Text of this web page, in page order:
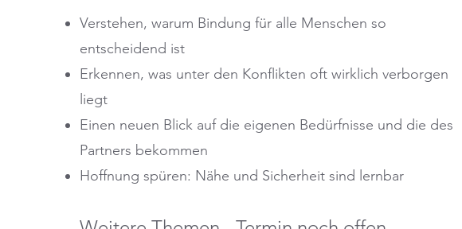
Verstehen, warum Bindung für alle Menschen so
entscheidend ist
Erkennen, was unter den Konflikten oft wirklich verborgen
liegt
Einen neuen Blick auf die eigenen Bedürfnisse und die des
Partners bekommen
Hoffnung spüren: Nähe und Sicherheit sind lernbar